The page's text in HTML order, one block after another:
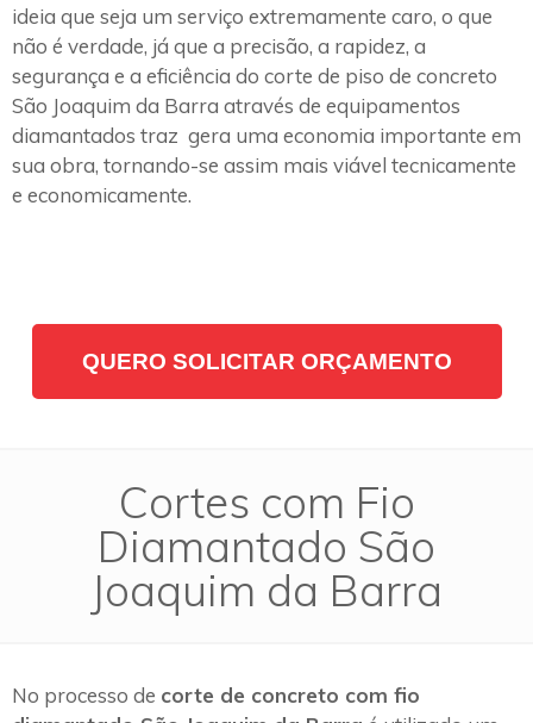
ideia que seja um serviço extremamente caro, o que
não é verdade, já que a precisão, a rapidez, a
segurança e a eficiência do corte de piso de concreto
São Joaquim da Barra através de equipamentos
diamantados traz gera uma economia importante em
sua obra, tornando-se assim mais viável tecnicamente
e economicamente.
QUERO SOLICITAR ORÇAMENTO
Cortes com Fio
Diamantado São
Joaquim da Barra
No processo de corte de concreto com fio